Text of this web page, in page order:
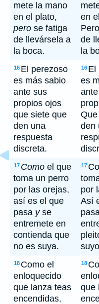
mete la mano
en el plato,
pero se fatiga
de llevársela a
la boca.
en
de
la
16 El perezoso
es más sabio
ante sus
propios ojos
que siete que
den una
respuesta
discreta.
16 El
es
den
17 Como el que
toma un perro
por las orejas,
así es el que
pasa yse
entremete en
contienda que
no es suya.
17
por
Así
18 Como el
enloquecido
que lanza teas
encendidas,
18
que